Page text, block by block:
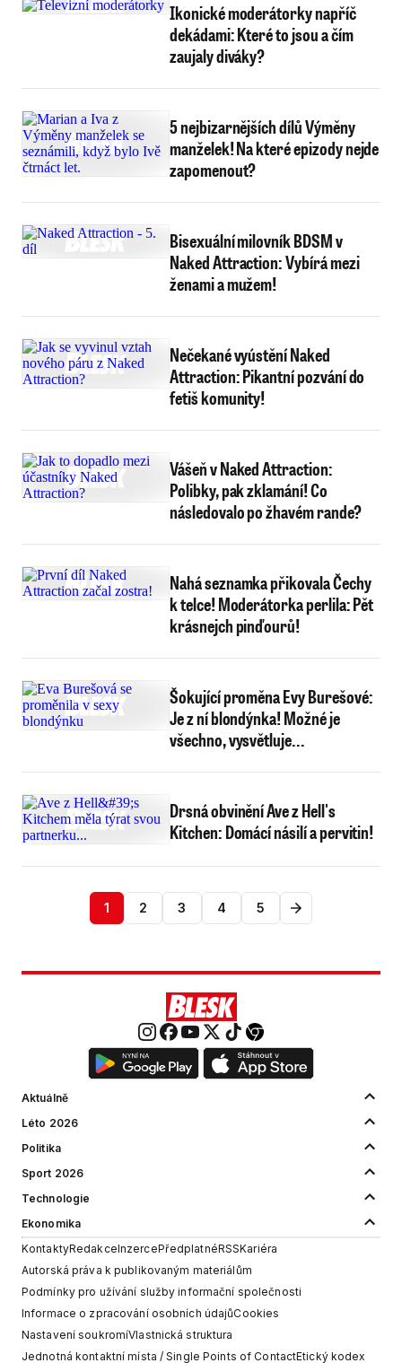
Ikonické moderátorky napříč
dekádami: Které to jsou a čím
zaujaly diváky?
5 nejbizarnějších dílů Výměny
manželek! Na které epizody nejde
zapomenout?
Bisexuální milovník BDSM v
Naked Attraction: Vybírá mezi
ženami a mužem!
Nečekané vyústění Naked
Attraction: Pikantní pozvání do
fetiš komunity!
Vášeň v Naked Attraction:
Polibky, pak zklamání! Co
následovalo po žhavém rande?
Nahá seznamka přikovala Čechy
k telce! Moderátorka perlila: Pět
krásnejch pinďourů!
Šokující proměna Evy Burešové:
Je z ní blondýnka! Možné je
všechno, vysvětluje...
Drsná obvinění Ave z Hell's
Kitchen: Domácí násilí a pervitin!
1 2 3 4 5
Aktuálně
Léto 2026
Politika
Sport 2026
Technologie
Ekonomika
KontaktyRedakceInzercePředplatnéRSSKariéra
Autorská práva k publikovaným materiálům
Podmínky pro užívání služby informační společnosti
Informace o zpracování osobních údajůCookies
Nastavení soukromíVlastnická struktura
Jednotná kontaktní místa / Single Points of ContactEtický kodex